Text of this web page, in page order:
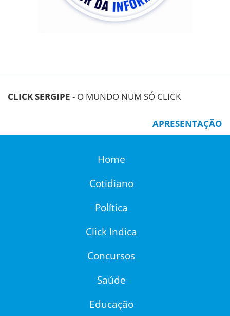
CLICK SERGIPE - O MUNDO NUM SÓ CLICK
APRESENTAÇÃO
Home
Cotidiano
Política
Click Indica
Concursos
Saúde
Educação